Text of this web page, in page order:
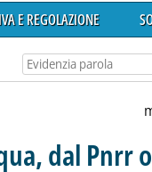
E REGOLAZIONE
dal Pnrr